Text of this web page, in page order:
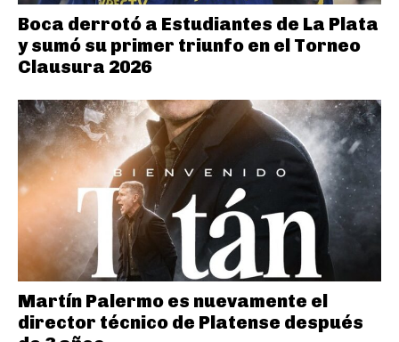
Boca derrotó a Estudiantes de La Plata
y sumó su primer triunfo en el Torneo
Clausura 2026
Martín Palermo es nuevamente el
director técnico de Platense después